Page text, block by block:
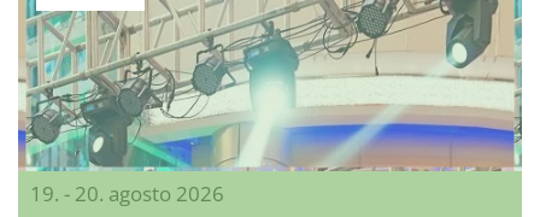
19. - 20. agosto 2026